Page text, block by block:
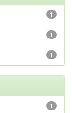
1
1
1
1